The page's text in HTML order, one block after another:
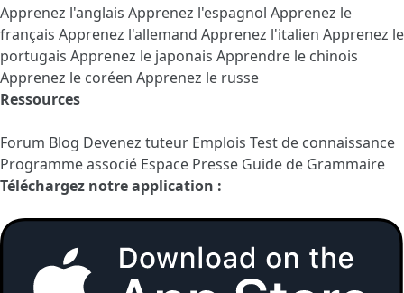
Apprenez l'anglais Apprenez l'espagnol Apprenez le
français Apprenez l'allemand Apprenez l'italien Apprenez le
portugais Apprenez le japonais Apprendre le chinois
Apprenez le coréen Apprenez le russe
Ressources
Forum Blog Devenez tuteur Emplois Test de connaissance
Programme associé Espace Presse Guide de Grammaire
Téléchargez notre application :